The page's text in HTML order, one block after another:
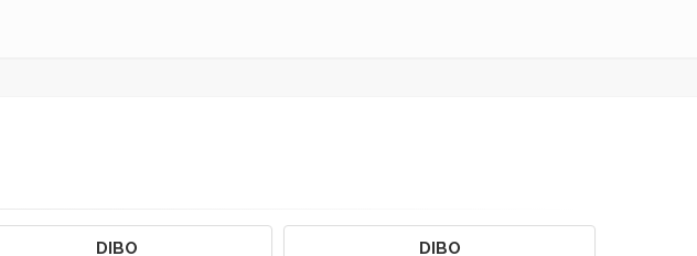
DIBO
DIBO